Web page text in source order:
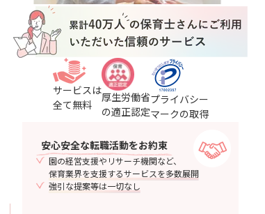
サービスは
全て無料
厚生労働省
の適正認定
プライバシー
マークの取得
安心安全な転職活動をお約束
園の経営支援やリサーチ機関など、
保育業界を支援するサービスを多数展開
強引な提案等は一切なし